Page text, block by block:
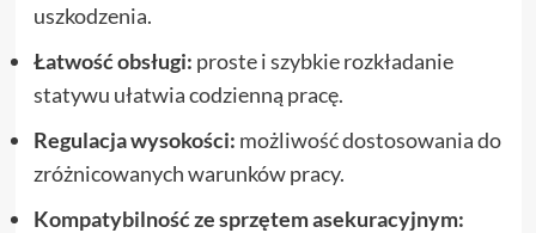
uszkodzenia.
Łatwość obsługi: proste i szybkie rozkładanie
statywu ułatwia codzienną pracę.
Regulacja wysokości: możliwość dostosowania do
zróżnicowanych warunków pracy.
Kompatybilność ze sprzętem asekuracyjnym: